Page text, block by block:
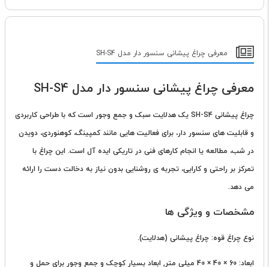
معرفی چراغ پیشانی سنسور دار مدل SH-S4
معرفی چراغ پیشانی سنسور دار مدل SH-S4
چراغ پیشانی SH-S4 یک هدلایت سبک و جمع وجور است که با طراحی کاربردی
و قابلیت های سنسور دار، برای فعالیت هایی مانند کمپینگ، کوهنوردی، دویدن
در شب، مطالعه یا انجام کارهای فنی در تاریکی ایده آل است. این چراغ با
تمرکز بر راحتی و کارایی، تجربه ی روشنایی بدون نیاز به دخالت دست را ارائه
می دهد.
مشخصات و ویژگی ها
نوع چراغ قوه: چراغ پیشانی (هدلایت).
ابعاد: 60 × 40 × 40 میلی متر, ابعاد بسیار کوچک و جمع وجور برای حمل و